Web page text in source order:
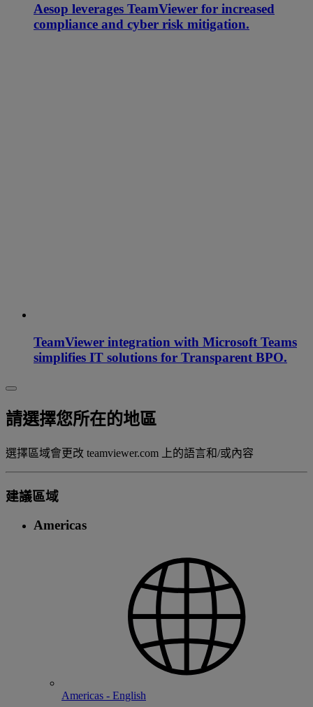
Aesop leverages TeamViewer for increased
compliance and cyber risk mitigation.
TeamViewer integration with Microsoft Teams
simplifies IT solutions for Transparent BPO.
請選擇您所在的地區
選擇區域會更改 teamviewer.com 上的語言和/或內容
建議區域
Americas
Americas - English